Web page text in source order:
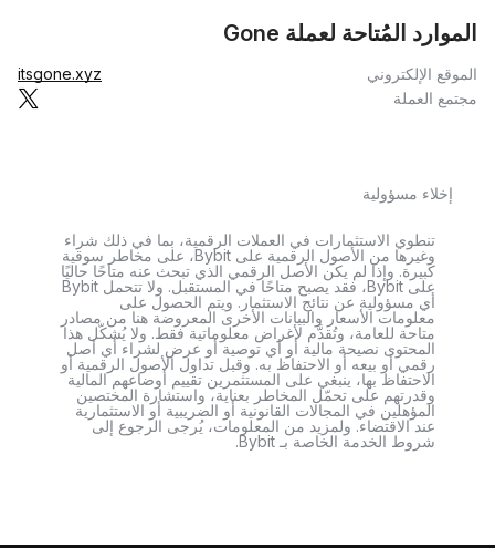
الموارد المُتاحة لعملة Gone
الموقع الإلكتروني
itsgone.xyz
مجتمع العملة
إخلاء مسؤولية
تنطوي الاستثمارات في العملات الرقمية، بما في ذلك شراء
وغيرها من الأصول الرقمية على Bybit، على مخاطر سوقية
كبيرة. وإذا لم يكن الأصل الرقمي الذي تبحث عنه متاحًا حاليًا
على Bybit، فقد يصبح متاحًا في المستقبل. ولا تتحمل Bybit
أي مسؤولية عن نتائج الاستثمار. ويتم الحصول على
معلومات الأسعار والبيانات الأخرى المعروضة هنا من مصادر
متاحة للعامة، وتُقدَّم لأغراض معلوماتية فقط. ولا يُشكّل هذا
المحتوى نصيحة مالية أو أي توصية أو عرض لشراء أي أصل
رقمي أو بيعه أو الاحتفاظ به. وقبل تداول الأصول الرقمية أو
الاحتفاظ بها، ينبغي على المستثمرين تقييم أوضاعهم المالية
وقدرتهم على تحمّل المخاطر بعناية، واستشارة المختصين
المؤهلين في المجالات القانونية أو الضريبية أو الاستثمارية
عند الاقتضاء. ولمزيد من المعلومات، يُرجى الرجوع إلى
شروط الخدمة الخاصة بـ Bybit.